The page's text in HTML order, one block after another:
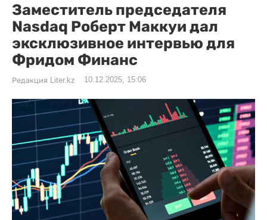
Заместитель председателя
Nasdaq Роберт Маккуи дал
эксклюзивное интервью для
Фридом Финанс
Редакция Liter.kz 10.12.2025, 15:06